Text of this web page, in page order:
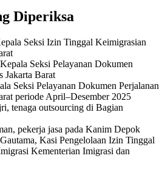
Diperiksa
Seksi Izin Tinggal Keimigrasian
Seksi Pelayanan Dokumen
Jakarta Barat
Seksi Pelayanan Dokumen Perjalanan
periode April–Desember 2025
tenaga outsourcing di Bagian
pekerja jasa pada Kanim Depok
Kasi Pengelolaan Izin Tinggal
Kementerian Imigrasi dan